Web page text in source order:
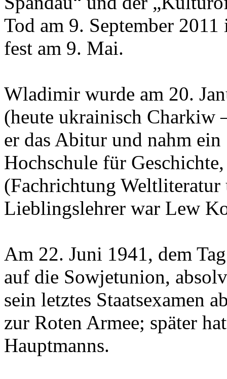
Tod am 9. September
fest am 9. Mai.
Wladimir wurde am 20.
(heute ukrainisch Charkiw
er das Abitur und nahm
Hochschule für
(Fachrichtung Weltliteratur
Lieblingslehrer war Lew
Am 22. Juni 1941, dem
auf die Sowjetunion,
sein letztes Staatsexamen
zur Roten Armee; später
Hauptmanns.